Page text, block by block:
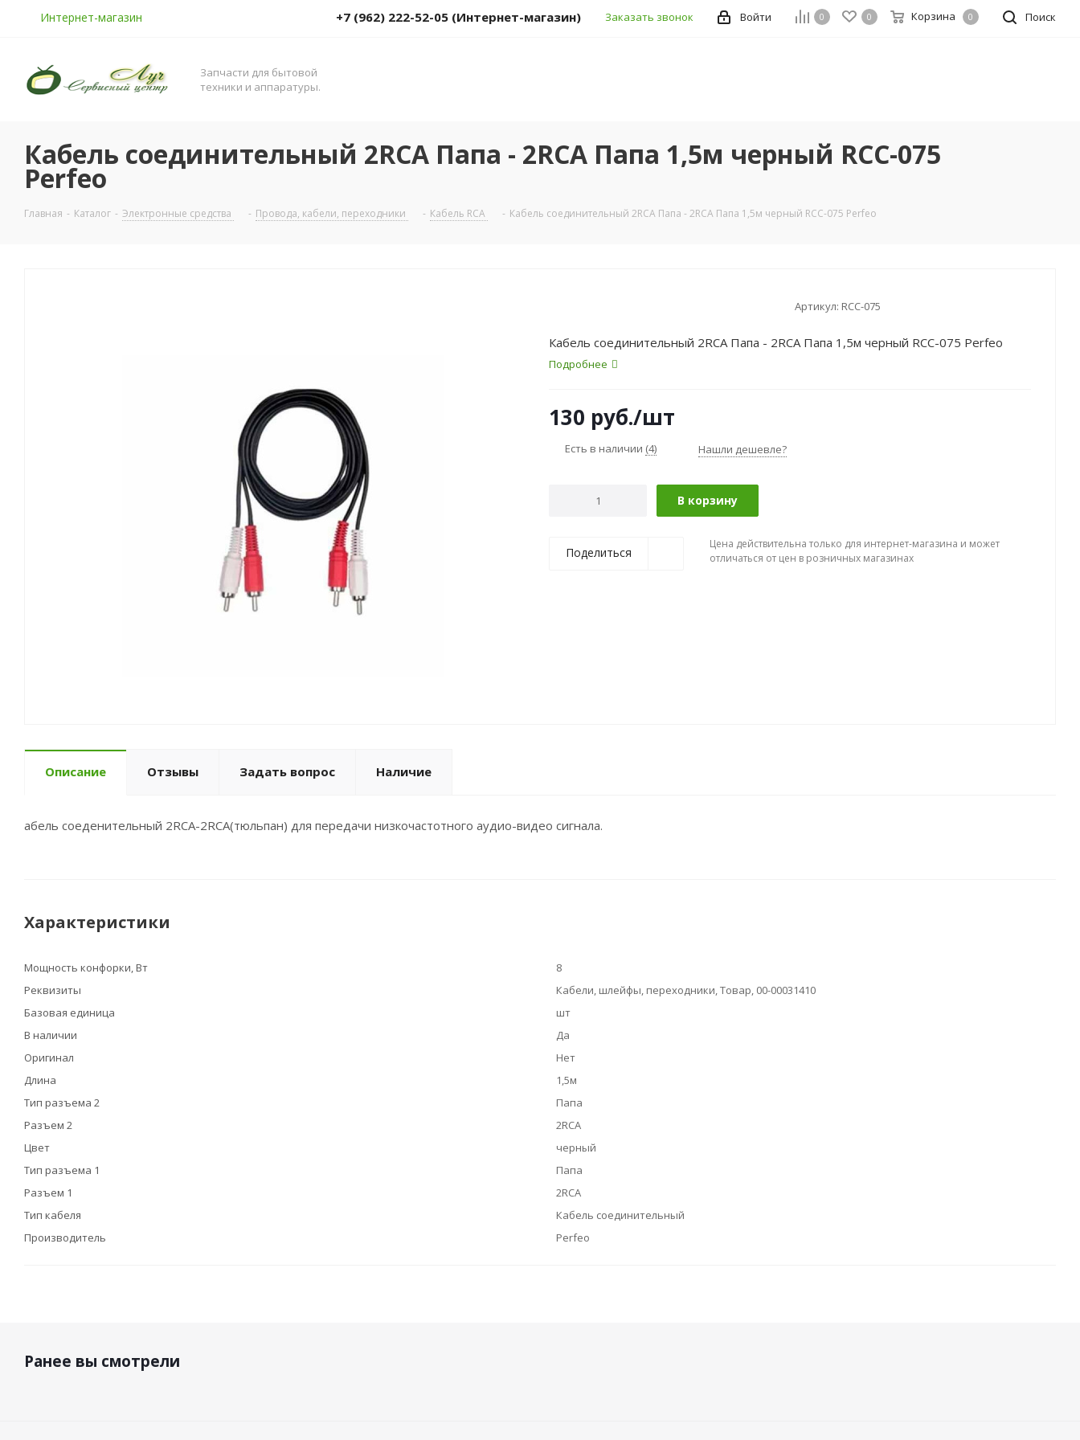
Интернет-магазин Поиск
0 0 Корзина 0
Войти
+7 (962) 222-52-05 (Интернет-магазин) Заказать звонок
Запчасти для бытовой
техники и аппаратуры.
Кабель соединительный 2RCA Папа - 2RCA Папа 1,5м черный RCC-075
Perfeo
Главная - Каталог - Электронные средства - Провода, кабели, переходники - Кабель RCA - Кабель соединительный 2RCA Папа - 2RCA Папа 1,5м черный RCC-075 Perfeo
Артикул: RCC-075
Кабель соединительный 2RCA Папа - 2RCA Папа 1,5м черный RCC-075 Perfeo
Подробнее
130 руб./шт
Есть в наличии (4) Нашли дешевле?
В корзину
Поделиться
Цена действительна только для интернет-магазина и может
отличаться от цен в розничных магазинах
Описание Отзывы Задать вопрос Наличие
абель соеденительный 2RCA-2RCA(тюльпан) для передачи низкочастотного аудио-видео сигнала.
Характеристики
Мощность конфорки, Вт
8
Реквизиты
Кабели, шлейфы, переходники, Товар, 00-00031410
Базовая единица
шт
В наличии
Да
Оригинал
Нет
Длина
1,5м
Тип разъема 2
Папа
Разъем 2
2RCA
Цвет
черный
Тип разъема 1
Папа
Разъем 1
2RCA
Тип кабеля
Кабель соединительный
Производитель
Perfeo
Ранее вы смотрели